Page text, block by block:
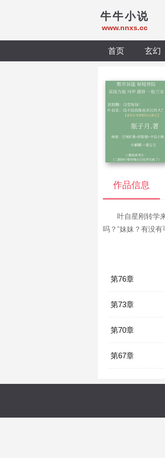
牛牛小说
www.nnxs.cc
首页 玄幻
作品信息
叶自星刚转学
吗？”妹妹？有没有
第76章
第73章
第70章
第67章